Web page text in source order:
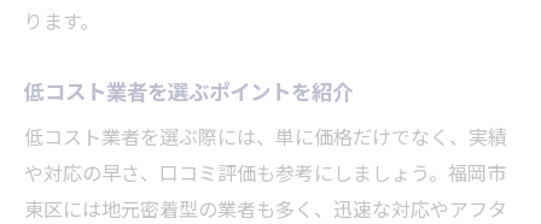
ります。
低コスト業者を選ぶポイントを紹介
低コスト業者を選ぶ際には、単に価格だけでなく、実績
や対応の早さ、口コミ評価も参考にしましょう。福岡市
東区には地元密着型の業者も多く、迅速な対応やアフタ